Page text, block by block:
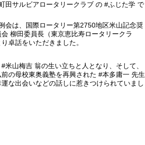
田サルビアロータリークラブ の #ふじた学 で
会は、国際ロータリー第2750地区米山記念奨
柳田委員長（東京恵比寿ロータリークラ
卓話をいただきました。
米山梅吉 翁の生い立ちと人となり、そして、
の母校東奥義塾を再興された #本多庸一 先生
運な出会いなどの話しに惹きつけられていまし